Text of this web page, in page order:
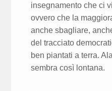
insegnamento che ci
ovvero che la
anche sbagliare,
del tracciato
ben piantati a terra.
sembra così lontana.